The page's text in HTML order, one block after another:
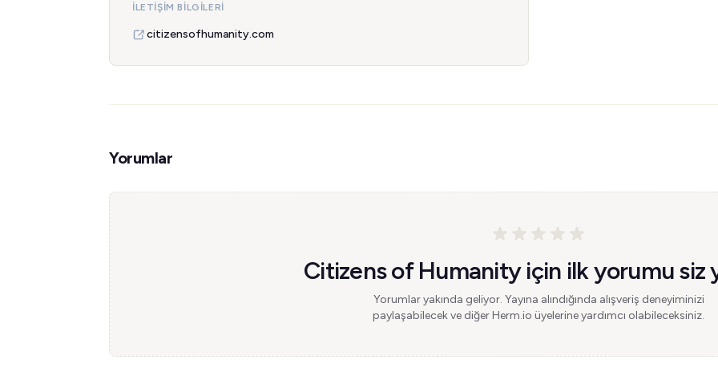
İLETIŞIM BILGILERI
citizensofhumanity.com
Yorumlar
Citizens of Humanity için ilk yorumu siz
Yorumlar yakında geliyor. Yayına alındığında alışveriş deneyiminizi
paylaşabilecek ve diğer Herm.io üyelerine yardımcı olabileceksiniz.